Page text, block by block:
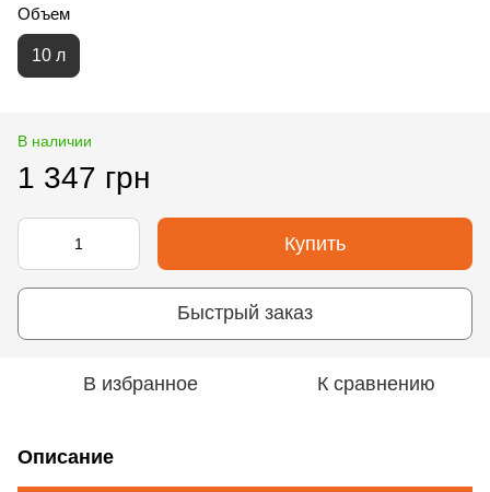
Объем
10 л
В наличии
1 347 грн
Купить
Быстрый заказ
В избранное К сравнению
Описание